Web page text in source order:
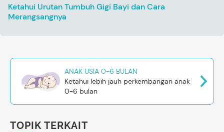
Ketahui Urutan Tumbuh Gigi Bayi dan Cara
Merangsangnya
ANAK USIA 0-6 BULAN
Ketahui lebih jauh perkembangan anak
0-6 bulan
TOPIK TERKAIT